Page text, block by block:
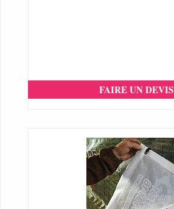
FAIRE UN DEVIS